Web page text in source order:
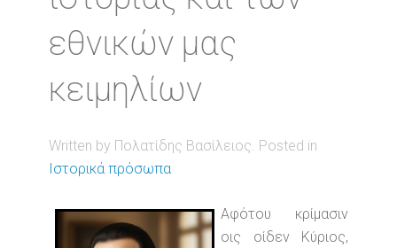
εθνικών μας
κειμηλίων
Written by Πολατίδης Βασίλειος. Posted in
Ιστορικά πρόσωπα
Αφότου κρίμασιν
οις οίδεν Κύριος,